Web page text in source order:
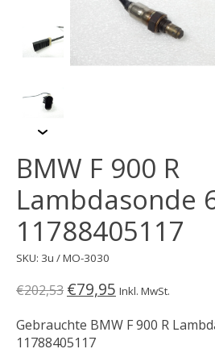
BMW F 900 R
Lambdasonde
11788405117
SKU: 3u / MO-3030
€202,53 €79,95 Inkl. MwSt.
Gebrauchte BMW F 900 R
11788405117